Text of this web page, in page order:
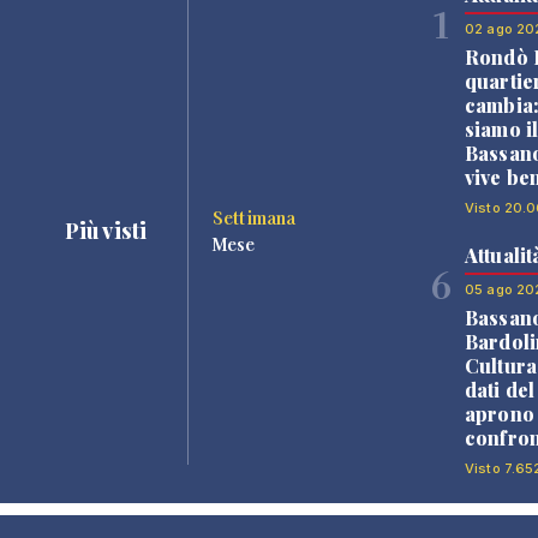
Più visti
Settimana
Mese
1 02 ago
Rondò
siamo
vive
Visto
6 05 ago
dati
Visto